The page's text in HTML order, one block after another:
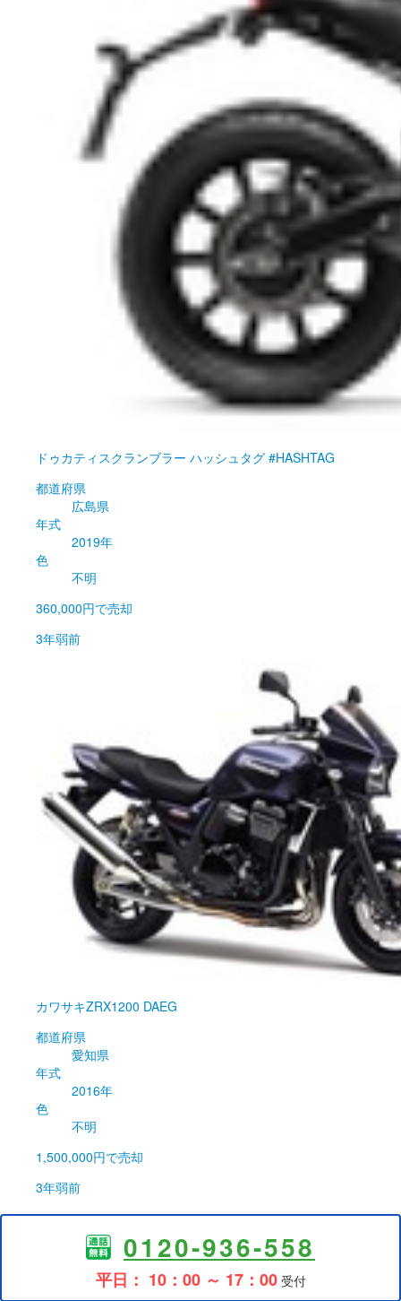
ドゥカティ スクランブラー ハッシュタグ #HASHTAG
都道府県
広島県
年式
2019年
色
不明
360,000円で売却
3年弱前
カワサキZRX1200 DAEG
都道府県
愛知県
年式
2016年
色
不明
1,500,000円で売却
3年弱前
0120-936-558
平日： 10：00 ～ 17：00受付